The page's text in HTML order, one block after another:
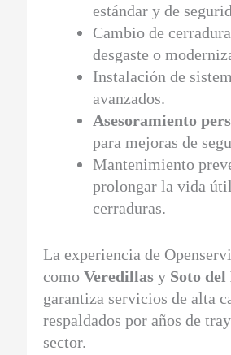
estándar y de
Cambio de
desgaste o
Instalación de
avanzados.
Asesoramiento
para mejoras de
Mantenimiento
prolongar la vida
cerraduras.
La experiencia de
comoVeredillas y Soto del
garantiza servicios de alta
respaldados por años de
sector.